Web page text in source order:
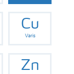
Cu
Varis
Zn